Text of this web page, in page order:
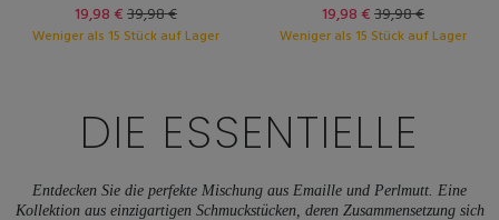
19,98 €39,98 €
Weniger als 15 Stück auf Lager
19,98 €39,98 €
Weniger als 15 Stück auf Lager
DIE ESSENTIELLE
Entdecken Sie die perfekte Mischung aus Emaille und Perlmutt. Eine
Kollektion aus einzigartigen Schmuckstücken, deren Zusammensetzung sich